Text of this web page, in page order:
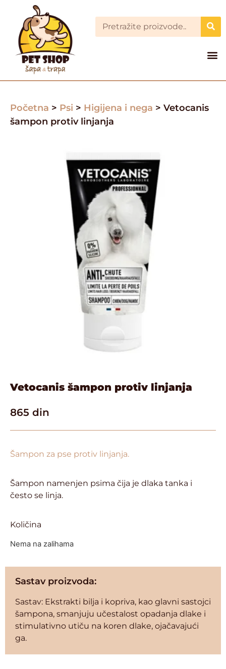
Početna > Psi > Higijena i nega > Vetocanis
šampon protiv linjanja
Vetocanis šampon protiv linjanja
865 din
Šampon za pse protiv linjanja.
Šampon namenjen psima čija je dlaka tanka i
često se linja.
Količina
Nema na zalihama
Sastav proizvoda:
Sastav: Ekstrakti bilja i kopriva, kao glavni sastojci
šampona, smanjuju učestalost opadanja dlake i
stimulativno utiču na koren dlake, ojačavajući
ga.